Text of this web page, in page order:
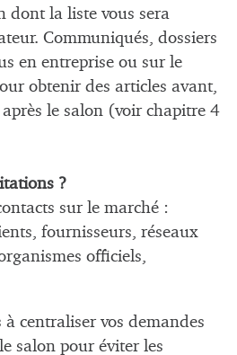
dont la liste vous sera
Communiqués, dossiers
en entreprise ou sur le
obtenir des articles avant,
le salon (voir chapitre 4
?
sur le marché :
fournisseurs, réseaux
officiels,
centraliser vos demandes
salon pour éviter les